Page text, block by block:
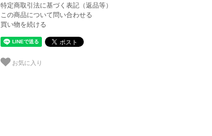
特定商取引法に基づく表記（返品等）
この商品について問い合わせる
買い物を続ける
お気に入り